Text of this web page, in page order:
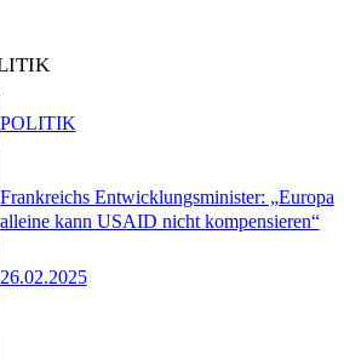
Frankreichs Entwicklungsminister: „Europa
alleine kann USAID nicht kompensieren“
26.02.2025
POLITIK